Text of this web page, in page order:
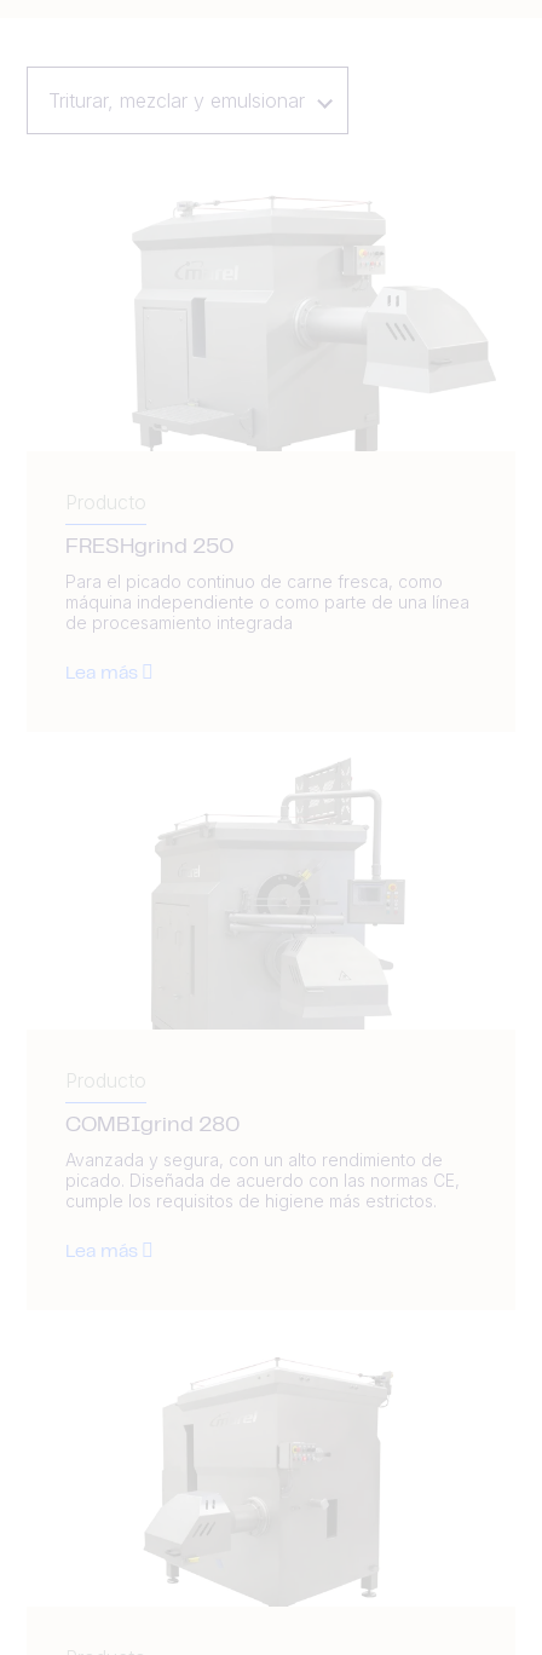
Triturar, mezclar y emulsionar
Producto
FRESHgrind 250
Para el picado continuo de carne fresca, como
máquina independiente o como parte de una línea
de procesamiento integrada
Lea más
Producto
COMBIgrind 280
Avanzada y segura, con un alto rendimiento de
picado. Diseñada de acuerdo con las normas CE,
cumple los requisitos de higiene más estrictos.
Lea más